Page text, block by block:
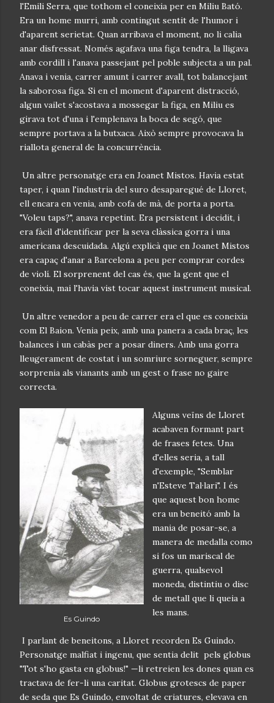
l'Emili Serra, que tothom el coneixia per en Miliu Bató.
Era un home murri, amb contingut sentit de l'humor i
d'aparent serietat. Quan arribava el moment, no li calia
anar disfressat. Només agafava una figa tendra, la lligava
amb cordill i l'anava passejant pel poble subjecta a un pal.
Anava i venia, carrer amunt i carrer avall, tot balancejant
la saborosa figa. Si en el moment d'aparent distracció,
algun vailet s'acostava a mossegar la figa, en Miliu es
girava tot d'una i l'emplenava la boca de segó, que
sempre portava a la butxaca. Això sempre provocava la
riallota general de la concurrència.
Un altre personatge era en Joanet Mistos. Havia estat
taper, i quan l'industria del suro desaparegué de Lloret,
ell encara en venia, amb cofa de mà, de porta a porta.
"Voleu taps?", anava repetint. Era persistent i decidit, i
era fàcil d'identificar per la seva clàssica gorra i una
americana descuidada. Algú explicà que en Joanet Mistos
era capaç d'anar a Barcelona a peu per comprar cordes
de violí. El sorprenent del cas és, que la gent que el
coneixia, mai l'havia vist tocar aquest instrument musical.
Un altre venedor a peu de carrer era el que es coneixia
com El Baion. Venia peix, amb una panera a cada braç, les
balances i un cabàs per a posar diners. Amb una gorra
lleugerament de costat i un somriure sorneguer, sempre
sorprenia als vianants amb un gest o frase no gaire
correcta.
Es Guindo
Alguns veïns de Lloret
acabaven formant part
de frases fetes. Una
d'elles seria, a tall
d'exemple, "Semblar
n'Esteve Tal·lari". I és
que aquest bon home
era un beneitó amb la
mania de posar-se, a
manera de medalla como
si fos un mariscal de
guerra, qualsevol
moneda, distintiu o disc
de metall que li queia a
les mans.
I parlant de beneitons, a Lloret recorden Es Guindo.
Personatge malfiat i ingenu, que sentia delit pels globus
"Tot s'ho gasta en globus!" —li retreien les dones quan es
tractava de fer-li una caritat. Globus grotescs de paper
de seda que Es Guindo, envoltat de criatures, elevava en